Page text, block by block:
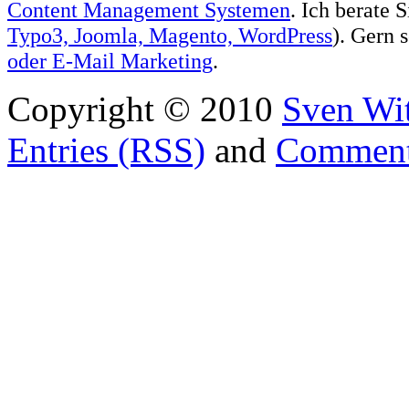
Content Management Systemen. Ich berate
Typo3, Joomla, Magento, WordPress). Gern
oder E-Mail Marketing.
Copyright © 2010 Sven
Entries (RSS) and